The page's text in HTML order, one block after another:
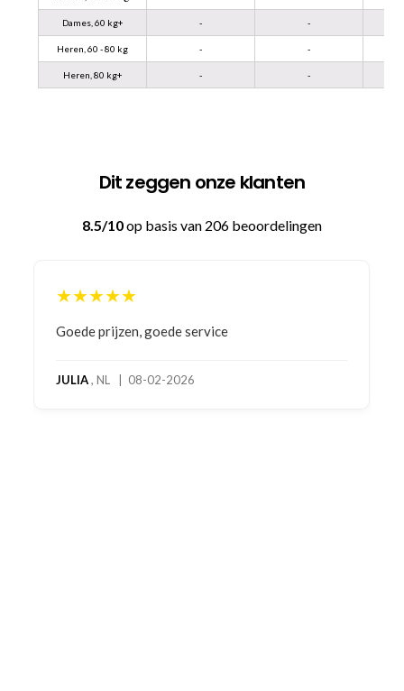
Dames, 60 kg+ - -
Heren, 60 - 80 kg - -
Heren, 80 kg+ - -
Dit zeggen onze klanten
8.5/10op basis van 206 beoordelingen
★★★★★
Goede prijzen, goede service
JULIA, NL | 08-02-2026